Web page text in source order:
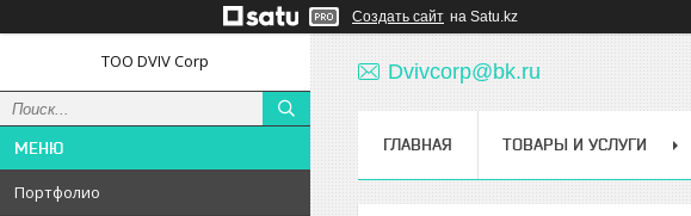
Создать сайт на Satu.kz
ТОО DVIV Corp
Портфолио
Dvivcorp@bk.ru
ГЛАВНАЯ ТОВАРЫ И УСЛУГИ